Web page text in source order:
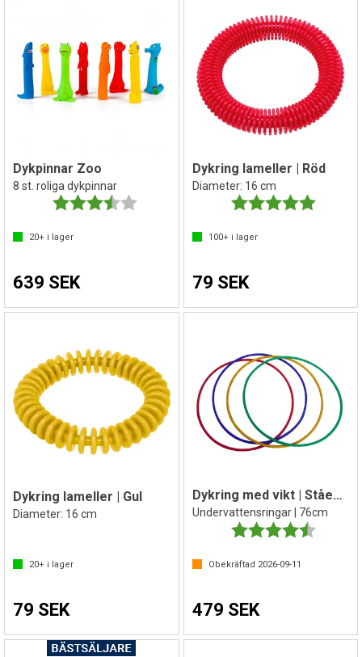
Dykpinnar Zoo
8 st. roliga dykpinnar
Betyg:
3.7 utav 5 stjärnor
20+ i lager
639 SEK
Dykring lameller | Röd
Diameter: 16 cm
Betyg:
100+i lager
79 SEK
Dykring lameller | Gul
Diameter: 16 cm
20+ i lager
79 SEK
Dykring med vikt | Stående | 4 st
Undervattensringar | 76cm
Betyg:
Obekräftad 2026-09-11
479 SEK